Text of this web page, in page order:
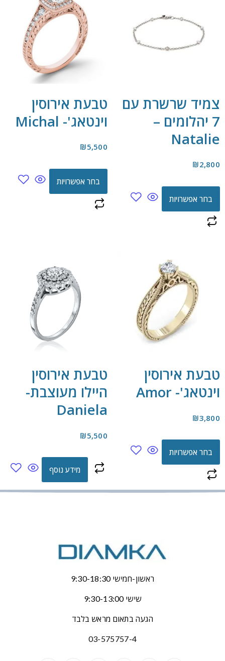
צמיד שרשרת עם
7 יהלומים –
Natalie
₪2,800
בחר אפשרויות
טבעת אירוסין
וינטאג'- Michal
₪5,500
בחר אפשרויות
טבעת אירוסין
וינטאג'- Amor
₪3,800
בחר אפשרויות
טבעת אירוסין
היילו מעוצבת-
Daniela
₪5,500
מידע נוסף
ראשון-חמישי 9:30-18:30
שישי 9:30-13:00
הגעה בתאום מראש בלבד
03-575757-4